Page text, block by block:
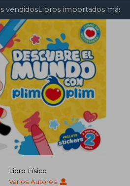
vendidosLibros importados más
Libro Físico
Varios Autores